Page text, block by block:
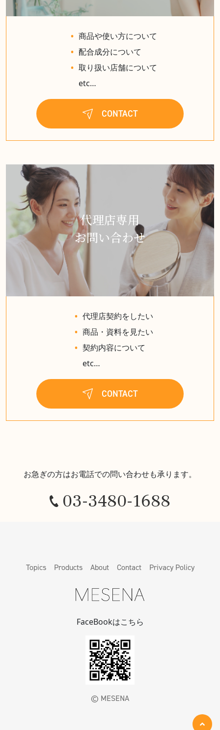
商品や使い方について
配合成分について
取り扱い店舗について
etc…
CONTACT
代理店専用
お問い合わせ
代理店契約をしたい
商品・資料を見たい
契約内容について
etc…
CONTACT
お急ぎの方はお電話での問い合わせも承ります。
03-3480-1688
Topics Products About Contact Privacy Policy
FaceBookはこちら
©️ MESENA